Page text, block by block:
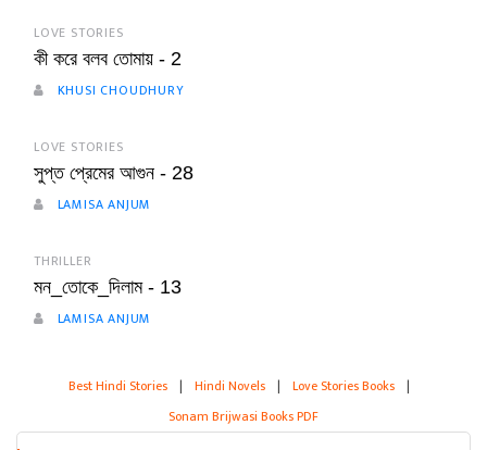
LOVE STORIES
কী করে বলব তোমায় - 2
KHUSI CHOUDHURY
LOVE STORIES
সুপ্ত প্রেমের আগুন - 28
LAMISA ANJUM
THRILLER
মন_তোকে_দিলাম - 13
LAMISA ANJUM
Best Hindi Stories | Hindi Novels | Love Stories Books |
Sonam Brijwasi Books PDF